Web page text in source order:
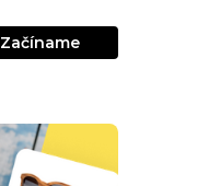
Začíname